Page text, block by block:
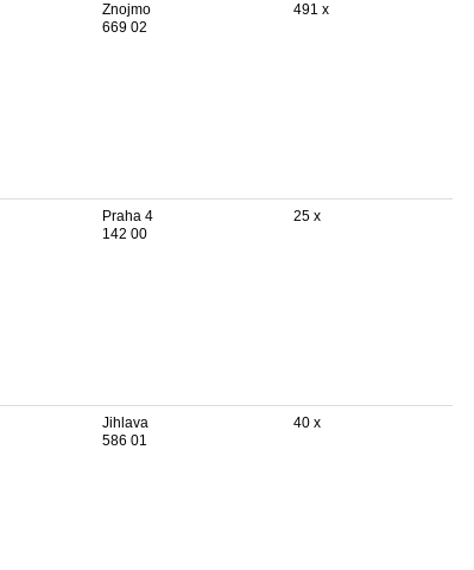
Znojmo
669 02
491 x
Praha 4
142 00
25 x
Jihlava
586 01
40 x